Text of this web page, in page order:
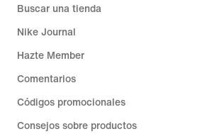
Buscar una tienda
Nike Journal
Hazte Member
Comentarios
Códigos promocionales
Consejos sobre productos